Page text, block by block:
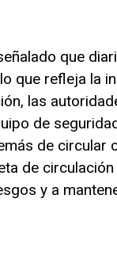
que
que refleja la
las
de
de circular
de
y a